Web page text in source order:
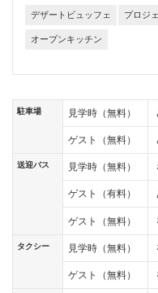
デザートビュッフェ プロジ
オープンキッチン
駐車場 見学時（無料）
ゲスト（無料）
送迎バス 見学時（無料）
ゲスト（有料）
ゲスト（無料）
タクシー 見学時（無料）
ゲスト（無料）